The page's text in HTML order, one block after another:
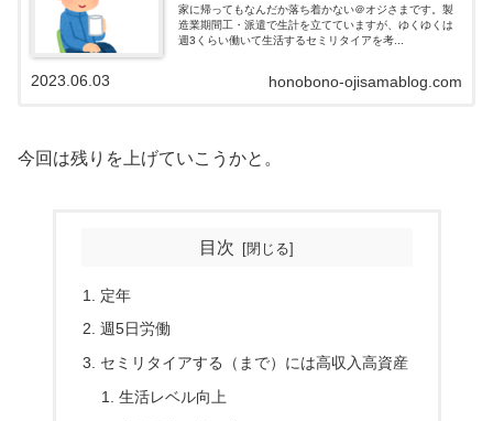
家に帰ってもなんだか落ち着かない＠オジさまです。製
造業期間工・派遣で生計を立てていますが、ゆくゆくは
週3くらい働いて生活するセミリタイアを考...
honobono-ojisamablog.com
2023.06.03
今回は残りを上げていこうかと。
目次
定年
週5日労働
セミリタイアする（まで）には高収入高資産
生活レベル向上